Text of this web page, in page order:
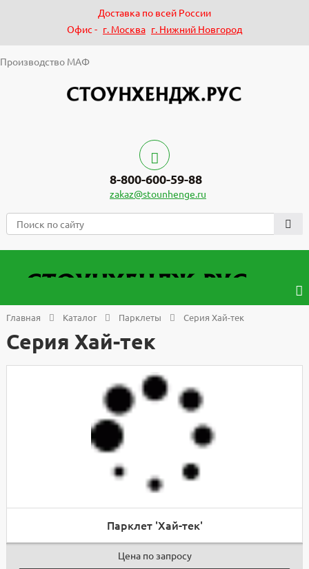
Доставка по всей России
Офис - г. Москва г. Нижний Новгород
Производство МАФ
8-800-600-59-88
zakaz@stounhenge.ru
Главная Каталог Парклеты Серия Хай-тек
Серия Хай-тек
Парклет 'Хай-тек'
Цена по запросу